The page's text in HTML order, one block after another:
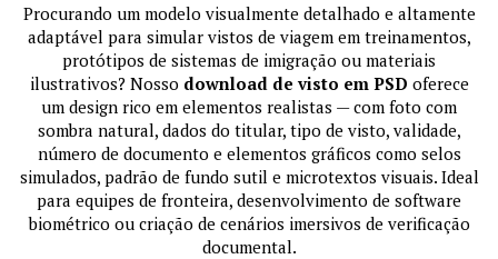
Procurando um modelo visualmente detalhado e altamente
adaptável para simular vistos de viagem em treinamentos,
protótipos de sistemas de imigração ou materiais
ilustrativos? Nosso download de visto em PSD oferece
um design rico em elementos realistas — com foto com
sombra natural, dados do titular, tipo de visto, validade,
número de documento e elementos gráficos como selos
simulados, padrão de fundo sutil e microtextos visuais. Ideal
para equipes de fronteira, desenvolvimento de software
biométrico ou criação de cenários imersivos de verificação
documental.